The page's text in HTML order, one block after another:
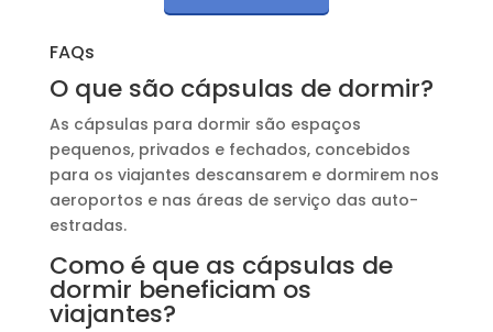
FAQs
O que são cápsulas de dormir?
As cápsulas para dormir são espaços
pequenos, privados e fechados, concebidos
para os viajantes descansarem e dormirem nos
aeroportos e nas áreas de serviço das auto-
estradas.
Como é que as cápsulas de
dormir beneficiam os
viajantes?